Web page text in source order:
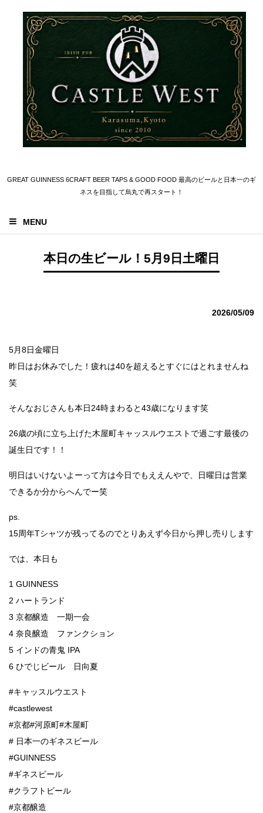
GREAT GUINNESS 6CRAFT BEER TAPS & GOOD FOOD 最高のビールと日本一のギ
ネスを目指して烏丸で再スタート！
MENU
本日の生ビール！5月9日土曜日
2026/05/09
5月8日金曜日
昨日はお休みでした！疲れは40を超えるとすぐにはとれませんね
笑
そんなおじさんも本日24時まわると43歳になります笑
26歳の頃に立ち上げた木屋町キャッスルウエストで過ごす最後の
誕生日です！！
明日はいけないよーって方は今日でもええんやで、日曜日は営業
できるか分からへんでー笑
ps.
15周年Tシャツが残ってるのでとりあえず今日から押し売りします
では、本日も
1 GUINNESS
2 ハートランド
3 京都醸造 一期一会
4 奈良醸造 ファンクション
5 インドの青鬼 IPA
6 ひでじビール 日向夏
#キャッスルウエスト
#castlewest
#京都#河原町#木屋町
# 日本一のギネスビール
#GUINNESS
#ギネスビール
#クラフトビール
#京都醸造